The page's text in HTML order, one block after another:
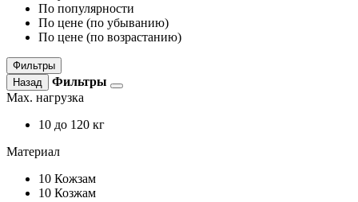
По популярности
По цене (по убыванию)
По цене (по возрастанию)
Фильтры
Назад
Фильтры
Max. нагрузка
10 до 120 кг
Материал
10 Кожзам
10 Козжам